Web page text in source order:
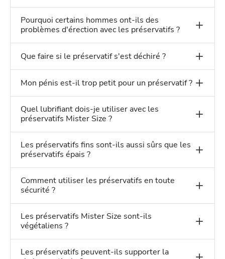
Pourquoi certains hommes ont-ils des
problèmes d'érection avec les préservatifs ?
Que faire si le préservatif s'est déchiré ?
Mon pénis est-il trop petit pour un préservatif ?
Quel lubrifiant dois-je utiliser avec les
préservatifs Mister Size ?
Les préservatifs fins sont-ils aussi sûrs que les
préservatifs épais ?
Comment utiliser les préservatifs en toute
sécurité ?
Les préservatifs Mister Size sont-ils
végétaliens ?
Les préservatifs peuvent-ils supporter la